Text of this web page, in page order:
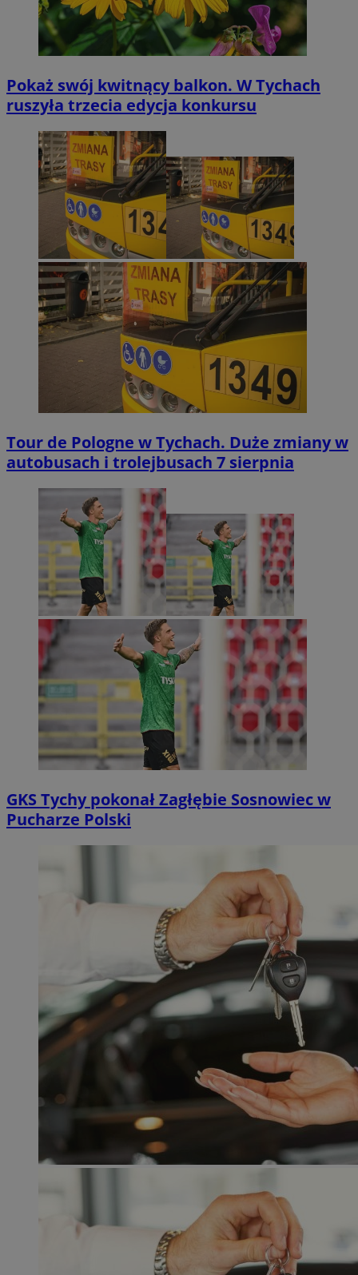
Pokaż swój kwitnący balkon. W Tychach
ruszyła trzecia edycja konkursu
Tour de Pologne w Tychach. Duże zmiany w
autobusach i trolejbusach 7 sierpnia
GKS Tychy pokonał Zagłębie Sosnowiec w
Pucharze Polski